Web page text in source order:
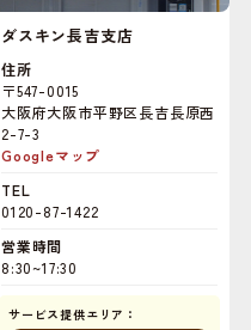
ダスキン長吉支店
住所
〒547-0015
大阪府大阪市平野区長吉長原西
2-7-3
Googleマップ
TEL
0120-87-1422
営業時間
8:30~17:30
サービス提供エリア：